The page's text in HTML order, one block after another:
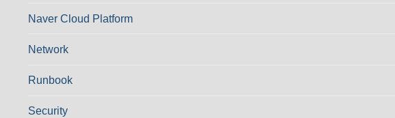
Naver Cloud Platform
Network
Runbook
Security